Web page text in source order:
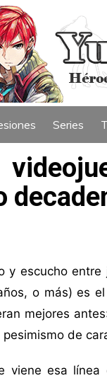
Series
y escucho
o más) es
mejores
de
viene esa